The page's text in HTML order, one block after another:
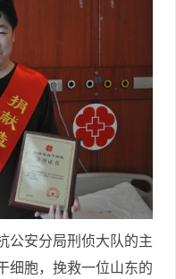
公安分局刑侦大队的主
细胞，挽救一位山东的